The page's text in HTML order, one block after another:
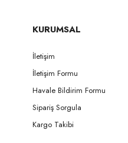
KURUMSAL
İletişim
İletişim Formu
Havale Bildirim Formu
Sipariş Sorgula
Kargo Takibi